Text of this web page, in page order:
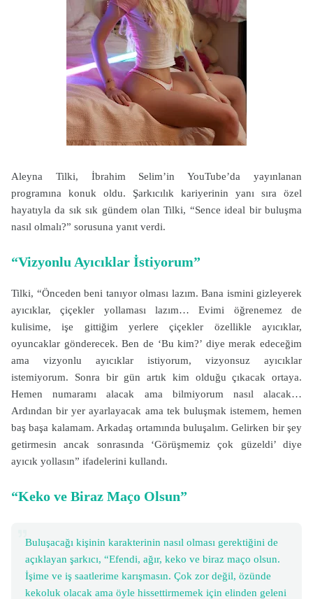
Aleyna Tilki, İbrahim Selim’in YouTube’da yayınlanan
programına konuk oldu. Şarkıcılık kariyerinin yanı sıra özel
hayatıyla da sık sık gündem olan Tilki, “Sence ideal bir buluşma
nasıl olmalı?” sorusuna yanıt verdi.
“Vizyonlu Ayıcıklar İstiyorum”
Tilki, “Önceden beni tanıyor olması lazım. Bana ismini gizleyerek
ayıcıklar, çiçekler yollaması lazım… Evimi öğrenemez de
kulisime, işe gittiğim yerlere çiçekler özellikle ayıcıklar,
oyuncaklar gönderecek. Ben de ‘Bu kim?’ diye merak edeceğim
ama vizyonlu ayıcıklar istiyorum, vizyonsuz ayıcıklar
istemiyorum. Sonra bir gün artık kim olduğu çıkacak ortaya.
Hemen numaramı alacak ama bilmiyorum nasıl alacak…
Ardından bir yer ayarlayacak ama tek buluşmak istemem, hemen
baş başa kalamam. Arkadaş ortamında buluşalım. Gelirken bir şey
getirmesin ancak sonrasında ‘Görüşmemiz çok güzeldi’ diye
ayıcık yollasın” ifadelerini kullandı.
“Keko ve Biraz Maço Olsun”
Buluşacağı kişinin karakterinin nasıl olması gerektiğini de
açıklayan şarkıcı, “Efendi, ağır, keko ve biraz maço olsun.
İşime ve iş saatlerime karışmasın. Çok zor değil, özünde
kekoluk olacak ama öyle hissettirmemek için elinden geleni